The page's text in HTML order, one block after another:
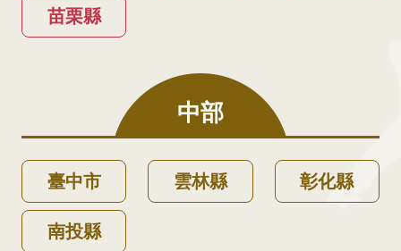
苗栗縣
中部
臺中市 雲林縣 彰化縣
南投縣